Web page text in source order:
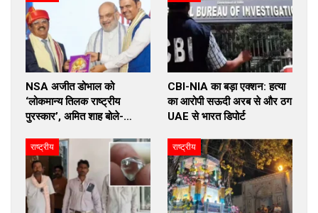
NSA अजीत डोभाल को
‘लोकमान्य तिलक राष्ट्रीय
पुरस्कार’, अमित शाह बोले-…
CBI-NIA का बड़ा एक्शन: हत्या
का आरोपी सऊदी अरब से और ठग
UAE से भारत डिपोर्ट
राष्ट्रीय राष्ट्रीय